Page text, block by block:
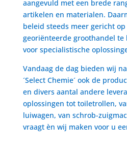
aangevuld met een brede
artikelen en materialen.
beleid steeds meer gericht
georiënteerde groothandel
voor specialistische
Vandaag de dag bieden wij
´Select Chemie´ ook de
en divers aantal andere
oplossingen tot toiletrollen,
luiwagen, van schrob-
vraagt èn wij maken voor u